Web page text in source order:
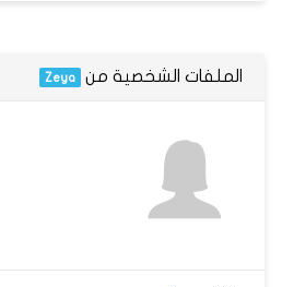
الملفات الشخصية من Zeya